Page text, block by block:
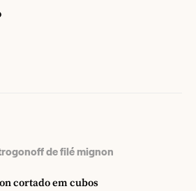
de filé mignon
cortado em cubos